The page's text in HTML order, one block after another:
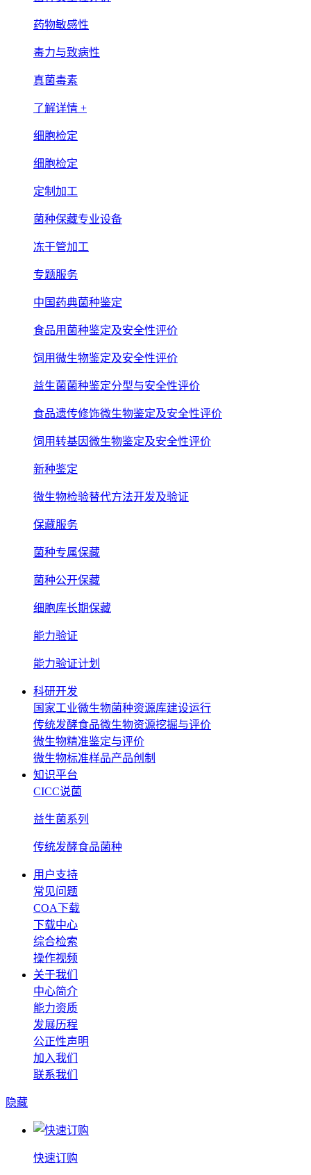
药物敏感性
毒力与致病性
真菌毒素
了解详情 +
细胞检定
细胞检定
定制加工
菌种保藏专业设备
冻干管加工
专题服务
中国药典菌种鉴定
食品用菌种鉴定及安全性评价
饲用微生物鉴定及安全性评价
益生菌菌种鉴定分型与安全性评价
食品遗传修饰微生物鉴定及安全性评价
饲用转基因微生物鉴定及安全性评价
新种鉴定
微生物检验替代方法开发及验证
保藏服务
菌种专属保藏
菌种公开保藏
细胞库长期保藏
能力验证
能力验证计划
科研开发
国家工业微生物菌种资源库建设运行
传统发酵食品微生物资源挖掘与评价
微生物精准鉴定与评价
微生物标准样品产品创制
知识平台
CICC说菌
益生菌系列
传统发酵食品菌种
用户支持
常见问题
COA下载
下载中心
综合检索
操作视频
关于我们
中心简介
能力资质
发展历程
公正性声明
加入我们
联系我们
隐藏
快速订购